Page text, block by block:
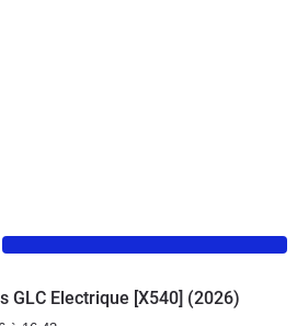
GLC Electrique [X540] (2026)